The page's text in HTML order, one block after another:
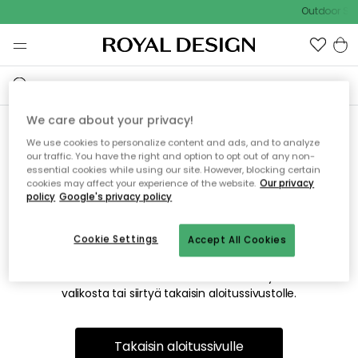
Outdoor
Emme valitettavasti löydä
etsimääsi sivua
Tämä voi johtua siitä, että sivua ei enää ole tai siitä, että se
on siirretty muualle. Pahoittelemme tästä mahdollisesti
valikosta tai siirtyä takaisin aloitussivustolle.
Takaisin aloitussivulle
We care about your privacy!
We use cookies to personalize content and ads, and to analyze
our traffic. You have the right and option to opt out of any non-
essential cookies while using our site. However, blocking certain
cookies may affect your experience of the website. Our privacy
policy Google's privacy policy
Accept All Cookies
Cookie Settings